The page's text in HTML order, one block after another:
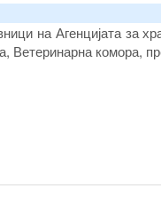
на Агенцијата за
Ветеринарна комора,